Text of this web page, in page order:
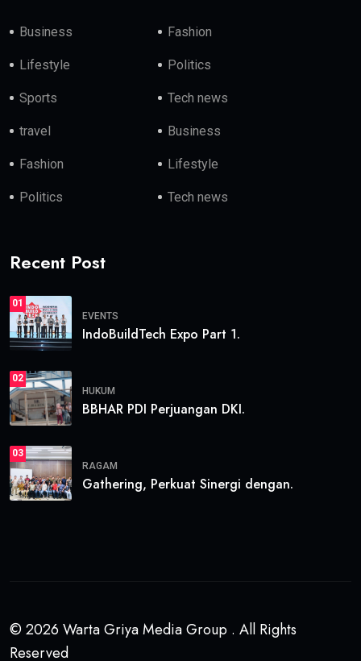
Business Fashion
Lifestyle Politics
Sports Tech news
travel Business
Fashion Lifestyle
Politics Tech news
Recent Post
01
EVENTS
IndoBuildTech Expo Part 1.
02
HUKUM
BBHAR PDI Perjuangan DKI.
03
RAGAM
Gathering, Perkuat Sinergi dengan.
© 2026 Warta Griya Media Group . All Rights
Reserved